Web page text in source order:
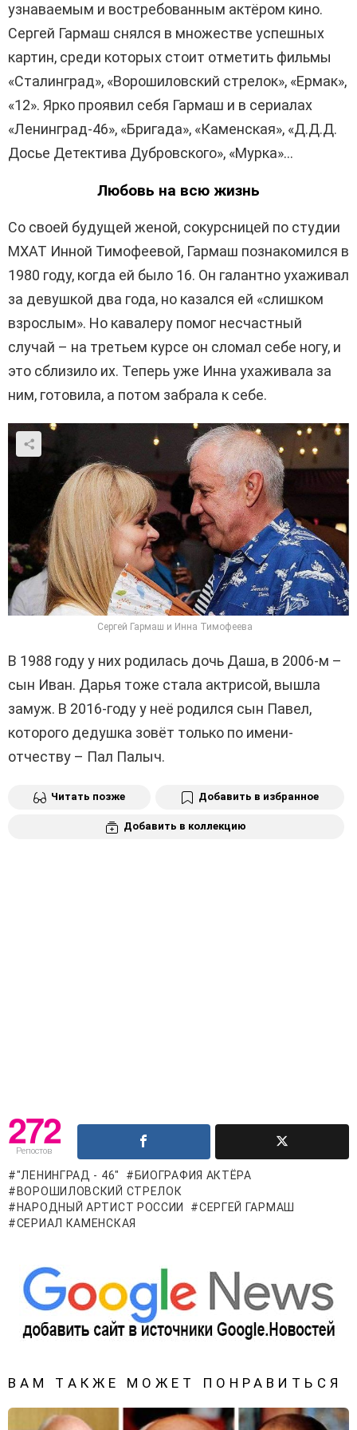
узнаваемым и востребованным актёром кино.
Сергей Гармаш снялся в множестве успешных
картин, среди которых стоит отметить фильмы
«Сталинград», «Ворошиловский стрелок», «Ермак»,
«12». Ярко проявил себя Гармаш и в сериалах
«Ленинград-46», «Бригада», «Каменская», «Д.Д.Д.
Досье Детектива Дубровского», «Мурка»…
Любовь на всю жизнь
Со своей будущей женой, сокурсницей по студии
МХАТ Инной Тимофеевой, Гармаш познакомился в
1980 году, когда ей было 16. Он галантно ухаживал
за девушкой два года, но казался ей «слишком
взрослым». Но кавалеру помог несчастный
случай – на третьем курсе он сломал себе ногу, и
это сблизило их. Теперь уже Инна ухаживала за
ним, готовила, а потом забрала к себе.
Сергей Гармаш и Инна Тимофеева
В 1988 году у них родилась дочь Даша, в 2006-м –
сын Иван. Дарья тоже стала актрисой, вышла
замуж. В 2016-году у неё родился сын Павел,
которого дедушка зовёт только по имени-
отчеству – Пал Палыч.
Читать позже Добавить в избранное
Добавить в коллекцию
272
Репостов
"ЛЕНИНГРАД - 46"
БИОГРАФИЯ АКТЁРА
ВОРОШИЛОВСКИЙ СТРЕЛОК
НАРОДНЫЙ АРТИСТ РОССИИ
СЕРГЕЙ ГАРМАШ
СЕРИАЛ КАМЕНСКАЯ
ВАМ ТАКЖЕ МОЖЕТ ПОНРАВИТЬСЯ